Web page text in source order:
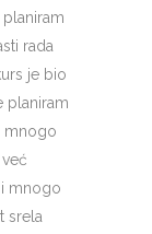
rada
je bio
planiram
mnogo
mnogo
srela